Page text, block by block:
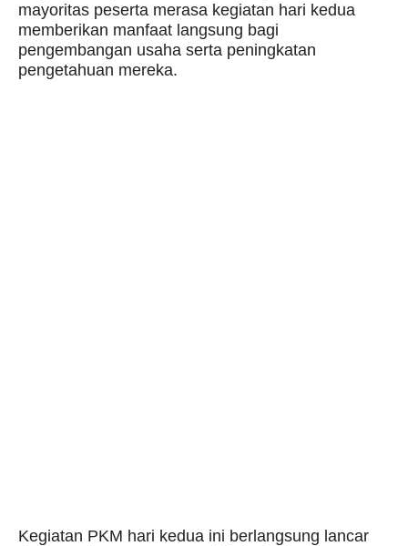
mayoritas peserta merasa kegiatan hari kedua
memberikan manfaat langsung bagi
pengembangan usaha serta peningkatan
pengetahuan mereka.
Kegiatan PKM hari kedua ini berlangsung lancar